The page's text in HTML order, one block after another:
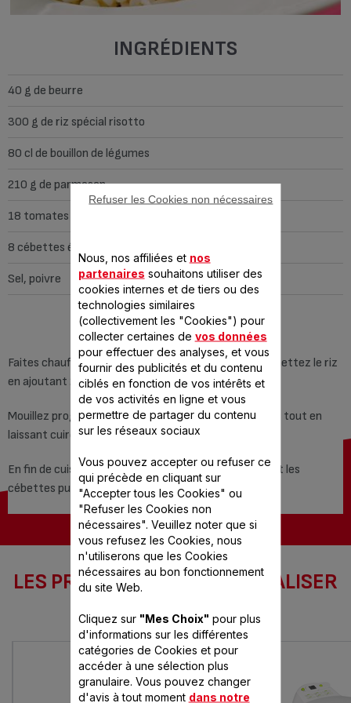
INGRÉDIENTS
40 g de beurre
300 g de riz spécial risotto
80 cl de bouillon de légumes
210 g de parmesan
18 tomates confites en dés
8 cébettes émincées
Sel, poivre
PRÉPARATION
Faites chauffer le beurre 3 minutes dans Actifry et mettez le riz
en ajoutant 2 minutes de cuisson.
Mouillez progressivement avec le bouillon de légumes tout en
laissant cuire.
En fin de cuisson, ajoutez le parmesan, les tomates et les
cébettes puis assaisonnez.
LES PRODUITS SEB POUR RÉALISER
Nous, nos affiliées et nos
partenaires souhaitons utiliser des
cookies internes et de tiers ou des
technologies similaires
(collectivement les "Cookies") pour
collecter certaines de vos données
pour effectuer des analyses, et vous
fournir des publicités et du contenu
ciblés en fonction de vos intérêts et
de vos activités en ligne et vous
permettre de partager du contenu
sur les réseaux sociaux
Vous pouvez accepter ou refuser ce
qui précède en cliquant sur
"Accepter tous les Cookies" ou
"Refuser les Cookies non
nécessaires". Veuillez noter que si
vous refusez les Cookies, nous
n'utiliserons que les Cookies
nécessaires au bon fonctionnement
du site Web.
Cliquez sur "Mes Choix" pour plus
d'informations sur les différentes
catégories de Cookies et pour
accéder à une sélection plus
granulaire. Vous pouvez changer
d'avis à tout moment dans notre
Refuser les Cookies non nécessaires